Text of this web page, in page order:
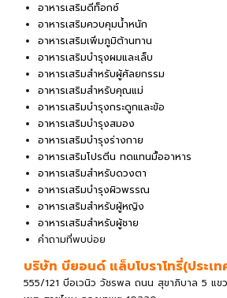
อาหารเสริมดีท็อกซ์
อาหารเสริมควบคุมน้ำหนัก
อาหารเสริมเพิ่มภูมิต้านทาน
อาหารเสริมบำรุงผมและเล็บ
อาหารเสริมสำหรับผู้ศัลยกรรม
อาหารเสริมสำหรับคุณแม่
อาหารเสริมบำรุงกระดูกและข้อ
อาหารเสริมบำรุงสมอง
อาหารเสริมบำรุงร่างกาย
อาหารเสริมโปรตีน ทดแทนมื้ออาหาร
อาหารเสริมสำหรับดวงตา
อาหารเสริมบำรุงผิวพรรณ
อาหารเสริมสำหรับผู้หญิง
อาหารเสริมสำหรับผู้ชาย
คำถามที่พบบ่อย
บริษัท บียอนด์ แล็บโบราโทรี่(ประเท
555/121 บีอเวนิว วัชรพล ถนน สุขาภิบาล 5 แข